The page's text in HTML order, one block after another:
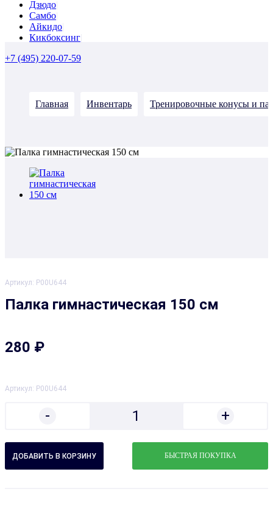
Дзюдо
Самбо
Айкидо
Кикбоксинг
+7 (495) 220-07-59
Главная Инвентарь Тренировочные конусы и
Артикул: P00U644
Палка гимнастическая 150 см
280 ₽
Артикул: P00U644
- 1 +
БЫСТРАЯ ПОКУПКА